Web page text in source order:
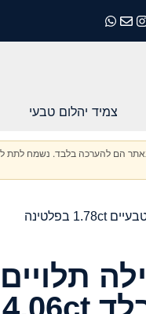
אלינואלינו
התקשרו אלינו
התקשרו אלינו
צמיד יהלום טבעי
הם להערכה בלבד. נשמח לתת